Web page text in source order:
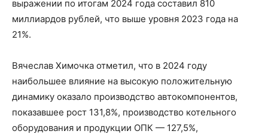
выражении по итогам 2024 года составил 810
миллиардов рублей, что выше уровня 2023 года на
21%.
Вячеслав Химочка отметил, что в 2024 году
наибольшее влияние на высокую положительную
динамику оказало производство автокомпонентов,
показавшее рост 131,8%, производство котельного
оборудования и продукции ОПК — 127,5%,